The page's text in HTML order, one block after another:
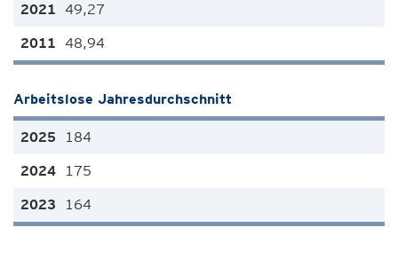
49,27
48,94
Arbeitslose Jahresdurchschnitt
184
175
164